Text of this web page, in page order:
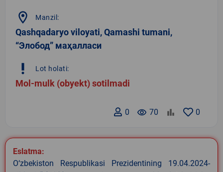
location_on Manzil:
Qashqadaryo viloyati, Qamashi tumani,
“Элобод” маҳалласи
priority_high Lot holati:
Mol-mulk (obyekt) sotilmadi
0
remove_red_eye 70
0
Eslatma:
O‘zbekiston Respublikasi Prezidentining 19.04.2024-